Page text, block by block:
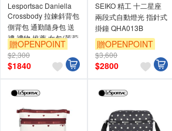
Lesportsac Daniella
Crossbody 拉鍊斜背包
側背包 通勤隨身包 送
禮 禮物 推薦 女包(茉莉
花條紋)
贈OPENPOINT
$2,300
$1840
SEIKO 精工 十二星座
兩段式自動燈光 指針式
掛鐘 QHA013B
贈OPENPOINT
$3,600
$2800